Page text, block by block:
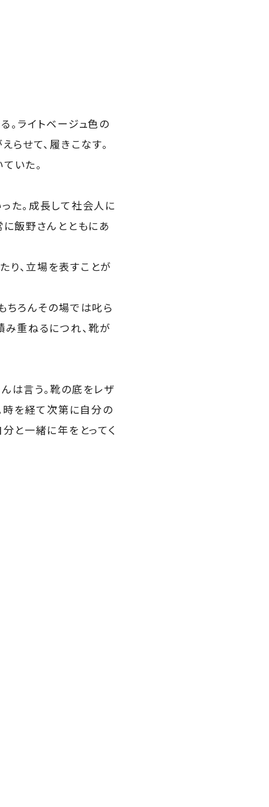
。ライトベージュ色の
らせて、履きこなす。
いた。
た。成長して社会人に
に飯野さんとともにあ
、立場を表すことが
ちろんその場では叱ら
み重ねるにつれ、靴が
は言う。靴の底をレザ
時を経て次第に自分の
と一緒に年をとってく